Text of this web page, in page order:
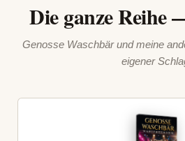
Die ganze
Genosse Waschbär und meine
eigener